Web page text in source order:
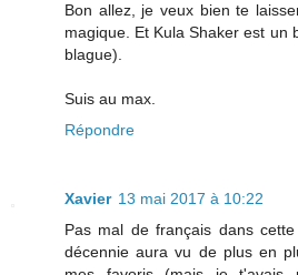
Bon allez, je veux bien te
magique. Et Kula Shaker est un
blague).
Suis au max.
Répondre
Xavier 13 mai 2017 à 10:22
Pas mal de français dans
décennie aura vu de plus en